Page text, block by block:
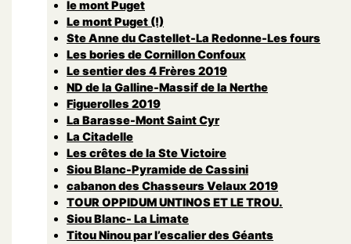
le mont Puget
Le mont Puget (!)
Ste Anne du Castellet-La Redonne-Les fours
Les bories de Cornillon Confoux
Le sentier des 4 Frères 2019
ND de la Galline-Massif de la Nerthe
Figuerolles 2019
La Barasse-Mont Saint Cyr
La Citadelle
Les crêtes de la Ste Victoire
Siou Blanc-Pyramide de Cassini
cabanon des Chasseurs Velaux 2019
TOUR OPPIDUM UNTINOS ET LE TROU.
Siou Blanc- La Limate
Titou Ninou par l’escalier des Géants